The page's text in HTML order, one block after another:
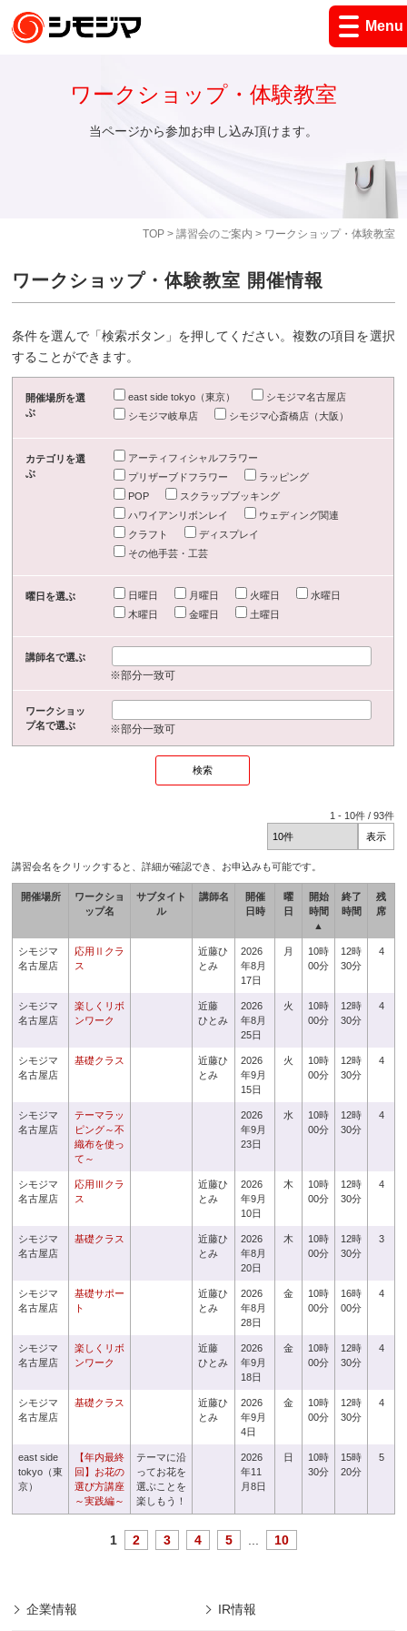
Menu
TOP> 講習会のご案内 > ワークショップ・体験教室
ワークショップ・体験教室
当ページから参加お申し込み頂けます。
ワークショップ・体験教室 開催情報
条件を選んで「検索ボタン」を押してください。複数の項目を選択
することができます。
開催場所を選
ぶ
east side tokyo（東京）
シモジマ名古屋店
シモジマ岐阜店
シモジマ心斎橋店（大阪）
カテゴリを選
ぶ
アーティフィシャルフラワー
プリザーブドフラワー
ラッピング
POP
スクラップブッキング
ハワイアンリボンレイ
ウェディング関連
クラフト
ディスプレイ
その他手芸・工芸
曜日を選ぶ 日曜日 月曜日 火曜日
水曜日
木曜日
金曜日 土曜日
講師名で選ぶ
※部分一致可
ワークショッ
プ名で選ぶ
※部分一致可
1 - 10件 /93件
講習会名をクリックすると、詳細が確認でき、お申込みも可能です。
開催場所
ワークショ
ップ名
サブタイト
ル
講師名
開催
日時
曜
日
開始
時間
▲
終了
時間
残
席
シモジマ
名古屋店
応用Ⅱクラ
ス
近藤ひ
とみ
2026
年8月
17日
月
10時
00分
12時
30分
4
シモジマ
名古屋店
楽しくリボ
ンワーク
近藤
ひとみ
2026
年8月
25日
火
10時
00分
12時
30分
4
シモジマ
名古屋店
基礎クラス
近藤ひ
とみ
2026
年9月
15日
火
10時
00分
12時
30分
4
シモジマ
名古屋店
テーマラッ
ピング～不
織布を使っ
て～
2026
年9月
23日
水
10時
00分
12時
30分
4
シモジマ
名古屋店
応用Ⅲクラ
ス
近藤ひ
とみ
2026
年9月
10日
木
10時
00分
12時
30分
4
シモジマ
名古屋店
基礎クラス
近藤ひ
とみ
2026
年8月
20日
木
10時
00分
12時
30分
3
シモジマ
名古屋店
基礎サポー
ト
近藤ひ
とみ
2026
年8月
28日
金
10時
00分
16時
00分
4
シモジマ
名古屋店
楽しくリボ
ンワーク
近藤
ひとみ
2026
年9月
18日
金
10時
00分
12時
30分
4
シモジマ
名古屋店
基礎クラス
近藤ひ
とみ
2026
年9月
4日
金
10時
00分
12時
30分
4
east side
tokyo（東
京）
【年内最終
回】お花の
選び方講座
～実践編～
テーマに沿
ってお花を
選ぶことを
楽しもう！
2026
年11
月8日
日
10時
30分
15時
20分
5
1 2 3 4 5 10
企業情報 IR情報